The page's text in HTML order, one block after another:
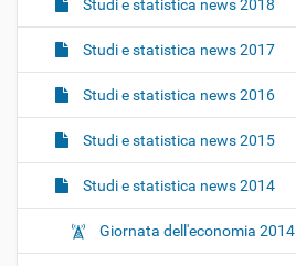
Studi e statistica news 2018
Studi e statistica news 2017
Studi e statistica news 2016
Studi e statistica news 2015
Studi e statistica news 2014
Giornata dell'economia 2014